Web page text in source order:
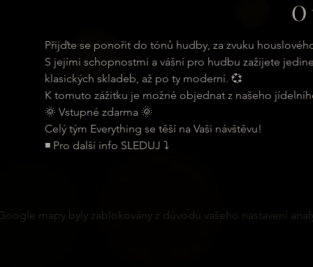
Přijďte se ponořit do tónů hudby, za zvuku
S jejími schopnostmi a vášní pro hudbu zažijete
klasických skladeb, až po ty moderní. 💞
K tomuto zážitku je možné objednat z našeho
🌞 Vstupné zdarma 🌞
Celý tým Everything se těší na Vaši návštěvu!
◾ Pro další info SLEDUJ ⤵
mapy byly zablokovány z důvodu vašeho nastavení